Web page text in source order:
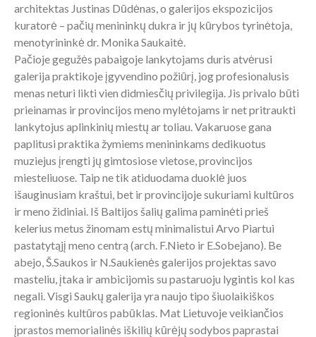
architektas Justinas Dūdėnas, o galerijos ekspozicijos
kuratorė – pačių menininkų dukra ir jų kūrybos tyrinėtoja,
menotyrininkė dr. Monika Saukaitė.
Pačioje gegužės pabaigoje lankytojams duris atvėrusi
galerija praktikoje įgyvendino požiūrį, jog profesionalusis
menas neturi likti vien didmiesčių privilegija. Jis privalo būti
prieinamas ir provincijos meno mylėtojams ir net pritraukti
lankytojus aplinkinių miestų ar toliau. Vakaruose gana
paplitusi praktika žymiems menininkams dedikuotus
muziejus įrengti jų gimtosiose vietose, provincijos
miesteliuose. Taip ne tik atiduodama duoklė juos
išauginusiam kraštui, bet ir provincijoje sukuriami kultūros
ir meno židiniai. Iš Baltijos šalių galima paminėti prieš
kelerius metus žinomam estų minimalistui Arvo Piartui
pastatytąjį meno centrą (arch. F.Nieto ir E.Sobejano). Be
abejo, Š.Saukos ir N.Saukienės galerijos projektas savo
masteliu, įtaka ir ambicijomis su pastaruoju lygintis kol kas
negali. Visgi Saukų galerija yra naujo tipo šiuolaikiškos
regioninės kultūros pabūklas. Mat Lietuvoje veikiančios
įprastos memorialinės iškilių kūrėjų sodybos paprastai